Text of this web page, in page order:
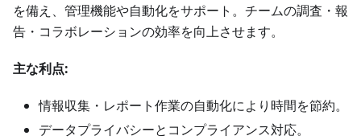
を備え、管理機能や自動化をサポート。チームの調査・報
告・コラボレーションの効率を向上させます。
主な利点:
情報収集・レポート作業の自動化により時間を節約。
データプライバシーとコンプライアンス対応。